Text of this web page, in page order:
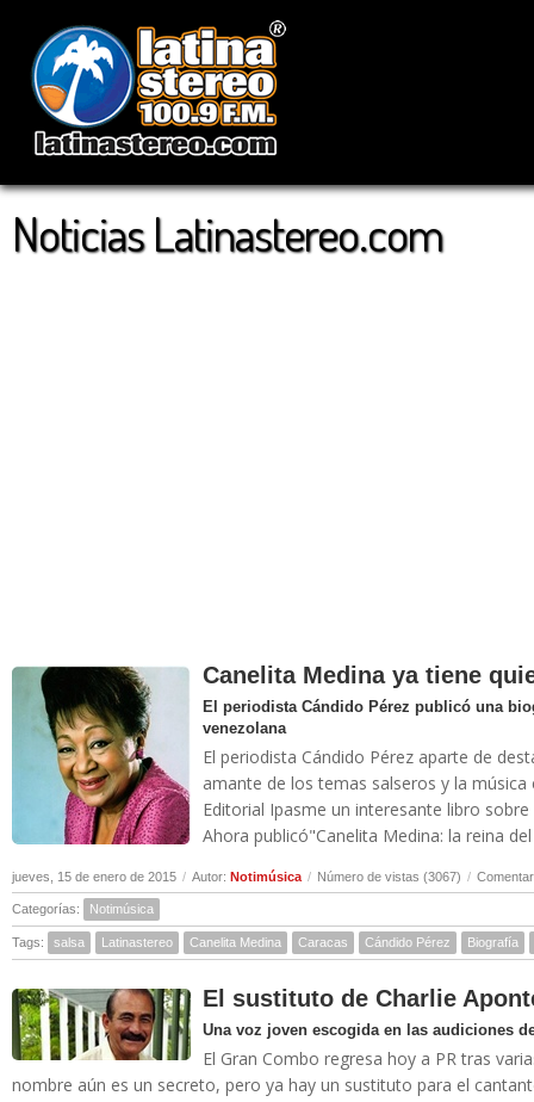
Noticias Latinastereo.com
Canelita Medina ya tiene
El periodista Cándido Pérez publicó una
venezolana
El periodista Cándido Pérez aparte de
amante de los temas salseros y la
Editorial Ipasme un interesante libro
Ahora publicó"Canelita Medina: la reina
jueves, 15 de enero de 2015 / Autor: Notimúsica / Número de vistas (3067) /
Categorías: Notimúsica
Tags: salsa Latinastereo Canelita Medina Caracas Cándido Pérez Biografía
El sustituto de Charlie
Una voz joven escogida en las audiciones
El Gran Combo regresa hoy a PR tras
nombre aún es un secreto, pero ya hay un sustituto para el